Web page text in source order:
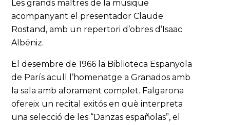
Les grands maîtres de la musique
acompanyant el presentador Claude
Rostand, amb un repertori d’obres d’Isaac
Albéniz.
El desembre de 1966 la Biblioteca Espanyola
de París acull l’homenatge a Granados amb
la sala amb aforament complet. Falgarona
ofereix un recital exitós en què interpreta
una selecció de les “Danzas españolas”, el